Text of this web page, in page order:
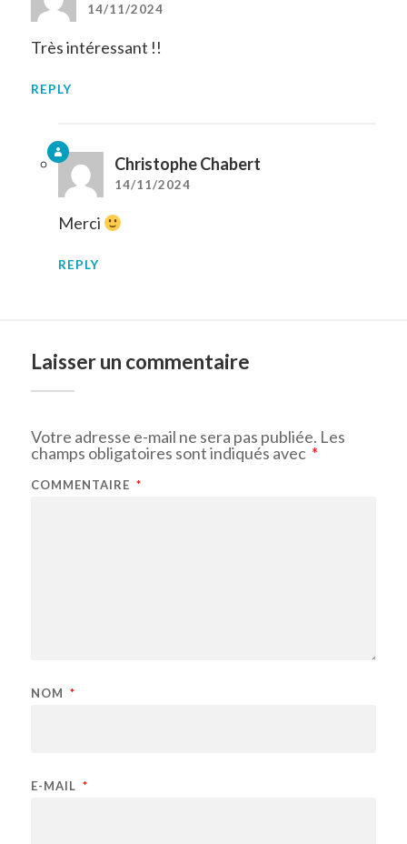
14/11/2024
Très intéressant !!
REPLY
Christophe Chabert
14/11/2024
Merci
REPLY
Laisser un commentaire
Votre adresse e-mail ne sera pas publiée. Les
champs obligatoires sont indiqués avec *
COMMENTAIRE *
NOM *
E-MAIL *